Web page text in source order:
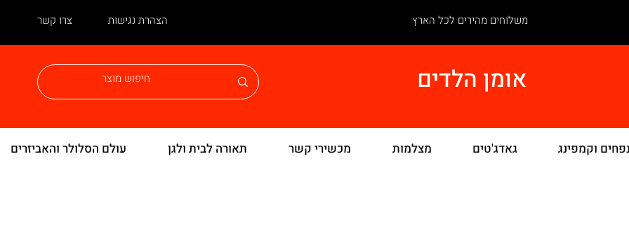
צרו קשר הצהרת נגישות משלוחים מהירים לכל הארץ
אומן הלדים
עולם הסלולר והאביזרים תאורה לבית ולגן מכשירי קשר מצלמות גאדג'טים וקמפינג